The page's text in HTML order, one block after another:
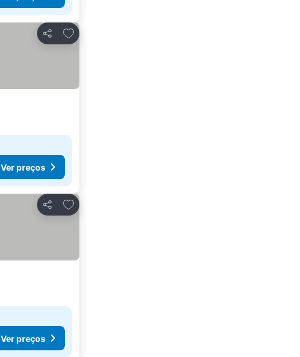
Partilhar
Adicionar aos favoritos
Ver preços
Partilhar
Adicionar aos favoritos
Ver preços